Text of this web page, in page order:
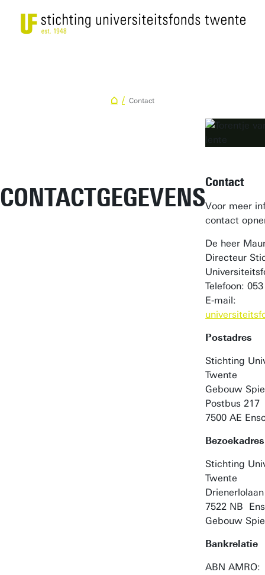
Contact
CONTACTGEGEVENS
Contact
Voor meer
contact
De heer
Directeur
Telefoon:
E-mail:
Postadres
Stichting
Twente
Gebouw
Postbus 217
7500 AE
Bezoekadres
Stichting
Twente
7522 NB
Gebouw
Bankrelatie
ABN AMRO: